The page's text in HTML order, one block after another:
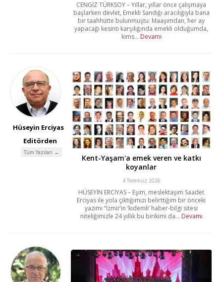
CENGİZ TÜRKSOY – Yıllar, yıllar önce çalışmaya
başlarken devlet, Emekli Sandığı aracılığıyla bana
bir taahhütte bulunmuştu: Maaşımdan, her ay
yapacağı kesinti karşılığında emekli olduğumda,
kims... Devamı
Hüseyin Erciyas
Editörden
Tüm Yazıları →
Kent-Yaşam'a emek veren ve katkı
koyanlar
4 Temmuz 2026
HÜSEYİN ERCİYAS – Eşim, meslektaşım Saadet
Erciyas ile yola çıktığımızı belirttiğim bir önceki
yazımı “İzmir’in ‘kıdemli’ haber-bilgi sitesi
niteliğimizle 24 yıllık bu birikimi da... Devamı